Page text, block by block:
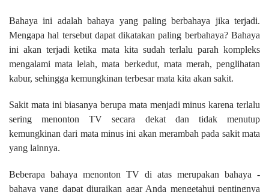
Bahaya ini adalah bahaya yang paling berbahaya jika terjadi.
Mengapa hal tersebut dapat dikatakan paling berbahaya? Bahaya
ini akan terjadi ketika mata kita sudah terlalu parah kompleks
mengalami mata lelah, mata berkedut, mata merah, penglihatan
kabur, sehingga kemungkinan terbesar mata kita akan sakit.
Sakit mata ini biasanya berupa mata menjadi minus karena terlalu
sering menonton TV secara dekat dan tidak menutup
kemungkinan dari mata minus ini akan merambah pada sakit mata
yang lainnya.
Beberapa bahaya menonton TV di atas merupakan bahaya -
bahaya yang dapat diuraikan agar Anda mengetahui pentingnya